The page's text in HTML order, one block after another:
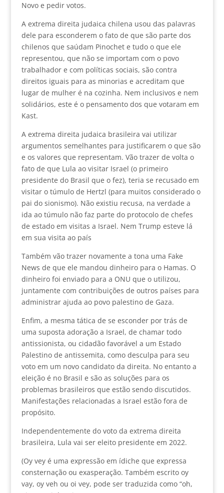
Novo e pedir votos.
A extrema direita judaica chilena usou das palavras
dele para esconderem o fato de que são parte dos
chilenos que saúdam Pinochet e tudo o que ele
representou, que não se importam com o povo
trabalhador e com políticas sociais, são contra
direitos iguais para as minorias e acreditam que
lugar de mulher é na cozinha. Nem inclusivos e nem
solidários, este é o pensamento dos que votaram em
Kast.
A extrema direita judaica brasileira vai utilizar
argumentos semelhantes para justificarem o que são
e os valores que representam. Vão trazer de volta o
fato de que Lula ao visitar Israel (o primeiro
presidente do Brasil que o fez), teria se recusado em
visitar o túmulo de Hertzl (para muitos considerado o
pai do sionismo). Não existiu recusa, na verdade a
ida ao túmulo não faz parte do protocolo de chefes
de estado em visitas a Israel. Nem Trump esteve lá
em sua visita ao país
Também vão trazer novamente a tona uma Fake
News de que ele mandou dinheiro para o Hamas. O
dinheiro foi enviado para a ONU que o utilizou,
juntamente com contribuições de outros países para
administrar ajuda ao povo palestino de Gaza.
Enfim, a mesma tática de se esconder por trás de
uma suposta adoração a Israel, de chamar todo
antissionista, ou cidadão favorável a um Estado
Palestino de antissemita, como desculpa para seu
voto em um novo candidato da direita. No entanto a
eleição é no Brasil e são as soluções para os
problemas brasileiros que estão sendo discutidos.
Manifestações relacionadas a Israel estão fora de
propósito.
Independentemente do voto da extrema direita
brasileira, Lula vai ser eleito presidente em 2022.
(Oy vey é uma expressão em ídiche que expressa
consternação ou exasperação. Também escrito oy
vay, oy veh ou oi vey, pode ser traduzida como “oh,